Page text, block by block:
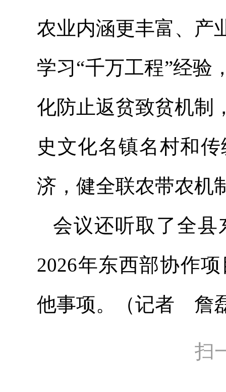
农业内涵更丰富、产
学习“千万工程”经验
化防止返贫致贫机制
史文化名镇名村和
济，健全联农带农机
会议还听取了全
2026年东西部协作
他事项。
（记者
扫